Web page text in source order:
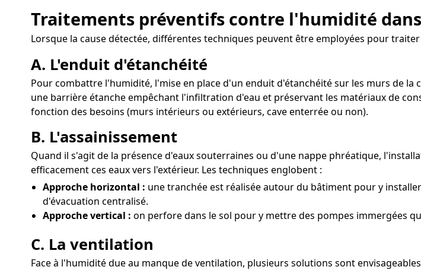
Traitements préventifs contre l'humidité
Lorsque la cause détectée, différentes techniques peuvent être employées pour
A. L'enduit d'étanchéité
Pour combattre l'humidité, l'mise en place d'un enduit d'étanchéité sur les murs de la
une barrière étanche empêchant l'infiltration d'eau et préservant les matériaux de
fonction des besoins (murs intérieurs ou extérieurs, cave enterrée ou non).
B. L'assainissement
Quand il s'agit de la présence d'eaux souterraines ou d'une nappe phréatique,
efficacement ces eaux vers l'extérieur. Les techniques englobent :
Approche horizontal : une tranchée est réalisée autour du bâtiment pour y
d'évacuation centralisé.
Approche vertical : on perfore dans le sol pour y mettre des pompes immergées
C. La ventilation
Face à l'humidité due au manque de ventilation, plusieurs solutions sont